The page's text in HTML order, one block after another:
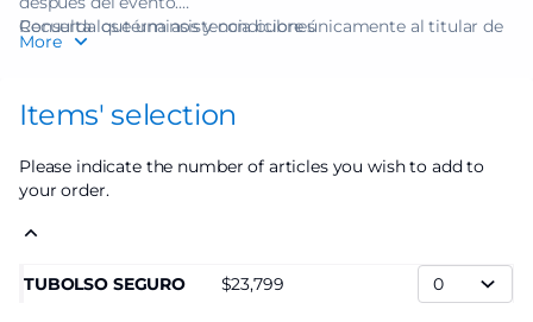
Recuerda que una asistencia cubre únicamente al titular de
una (1) boleta.
Consulta los términos y condiciones
More
Items' selection
Please indicate the number of articles you wish to add to
your order.
TUBOLSO SEGURO 23,799